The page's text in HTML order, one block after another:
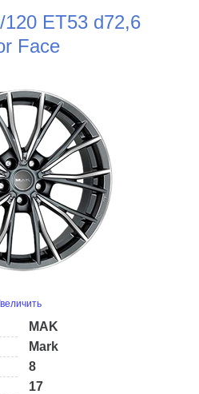
ET53 d72,6
Face
MAK
Mark
8
17